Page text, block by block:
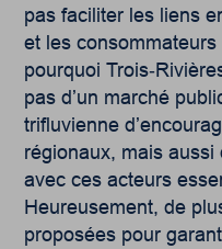
pas faciliter les liens
et les consommateurs
pourquoi
pas d’un marché
trifluvienne
régionaux, mais aussi
avec ces acteurs
Heureusement, de
proposées pour